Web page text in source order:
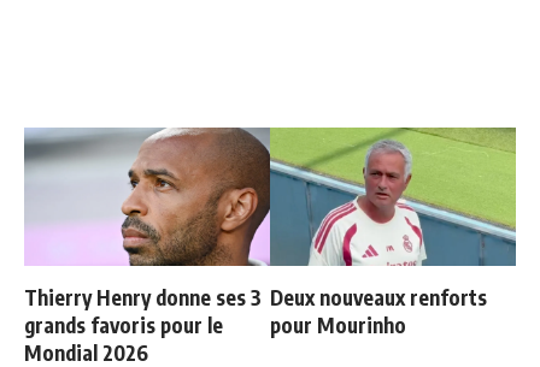
Thierry Henry donne ses 3
grands favoris pour le
Mondial 2026
Deux nouveaux renforts
pour Mourinho